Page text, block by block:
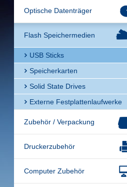
Optische Datenträger
Flash Speichermedien
USB Sticks
Speicherkarten
Solid State Drives
Externe Festplattenlaufwerke
Zubehör / Verpackung
Druckerzubehör
Computer Zubehör